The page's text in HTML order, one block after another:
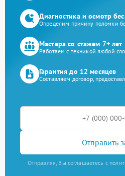
Диагностика и осмотр
Определим причину поломки
Мастера со стажем 7+ лет
Работаем с техникой любой
Гарантия до 12 месяцев
Составляем договор,
Отправить
Отправляя, Вы соглашаетесь с